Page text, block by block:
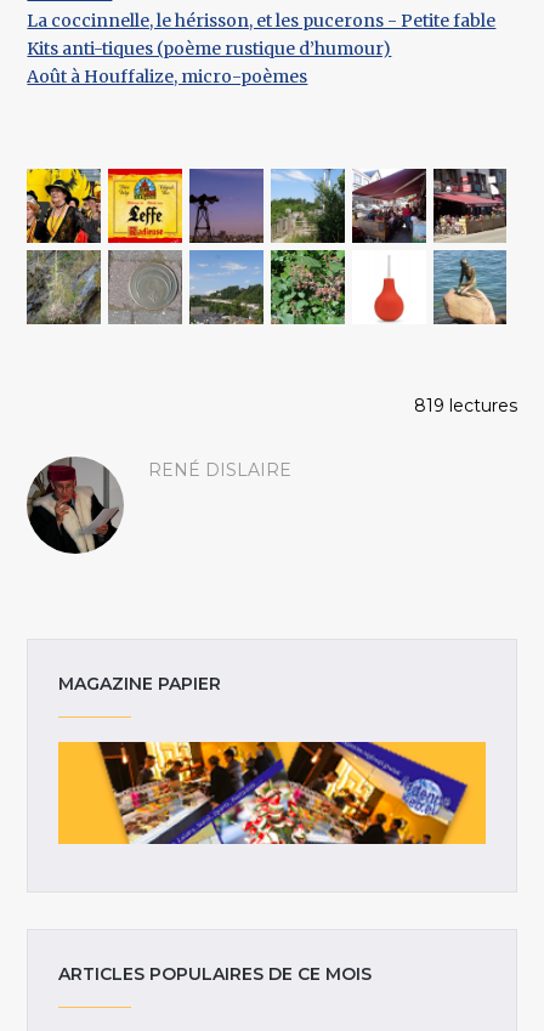
La coccinnelle, le hérisson, et les pucerons - Petite fable
Kits anti-tiques (poème rustique d’humour)
Août à Houffalize, micro-poèmes
819 lectures
RENÉ DISLAIRE
MAGAZINE PAPIER
ARTICLES POPULAIRES DE CE MOIS